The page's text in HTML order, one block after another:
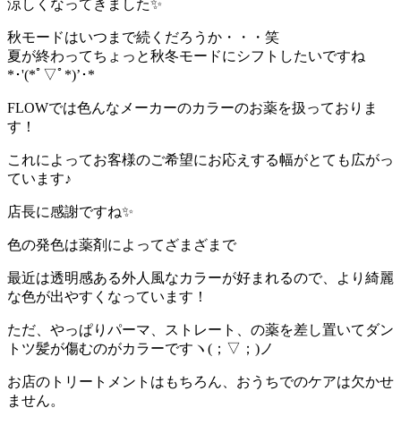
涼しくなってきました✨
秋モードはいつまで続くだろうか・・・笑
夏が終わってちょっと秋冬モードにシフトしたいですね
*･'(*ﾟ▽ﾟ*)’･*
FLOWでは色んなメーカーのカラーのお薬を扱っておりま
す！
これによってお客様のご希望にお応えする幅がとても広がっ
ています♪
店長に感謝ですね✨
色の発色は薬剤によってざまざまで
最近は透明感ある外人風なカラーが好まれるので、より綺麗
な色が出やすくなっています！
ただ、やっぱりパーマ、ストレート、の薬を差し置いてダン
トツ髪が傷むのがカラーですヽ(；▽；)ノ
お店のトリートメントはもちろん、おうちでのケアは欠かせ
ません。